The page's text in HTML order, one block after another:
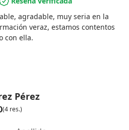
agradable, muy seria en la
veraz, estamos contentos
con ella.
Pérez
(4 res.)